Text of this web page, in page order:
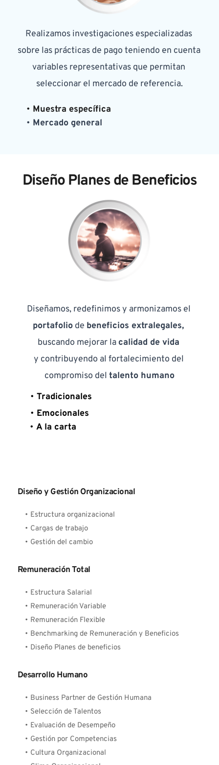
Realizamos investigaciones especializadas
sobre las prácticas de pago teniendo en cuenta
variables representativas que permitan
seleccionar el mercado de referencia.
Muestra específica
Mercado general
Diseño Planes de Beneficios
portafolio de
buscando mejorar la
y contribuyendo al fortalecimiento del
compromiso del talento humano
Tradicionales
Emocionales
A la carta
Diseño y Gestión Organizacional
Estructura organizacional
Cargas de trabajo
Gestión del cambio
Remuneración Total
Estructura Salarial
Remuneración Variable
Remuneración Flexible
Benchmarking de Remuneración y Beneficios
Diseño Planes de beneficios
Desarrollo Humano
Business Partner de Gestión Humana
Selección de Talentos
Evaluación de Desempeño
Gestión por Competencias
Cultura Organizacional